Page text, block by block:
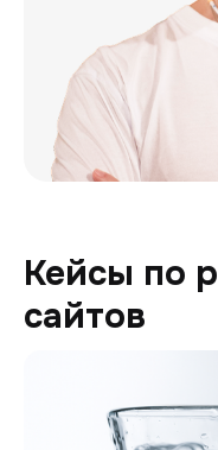
Кейсы по
сайтов